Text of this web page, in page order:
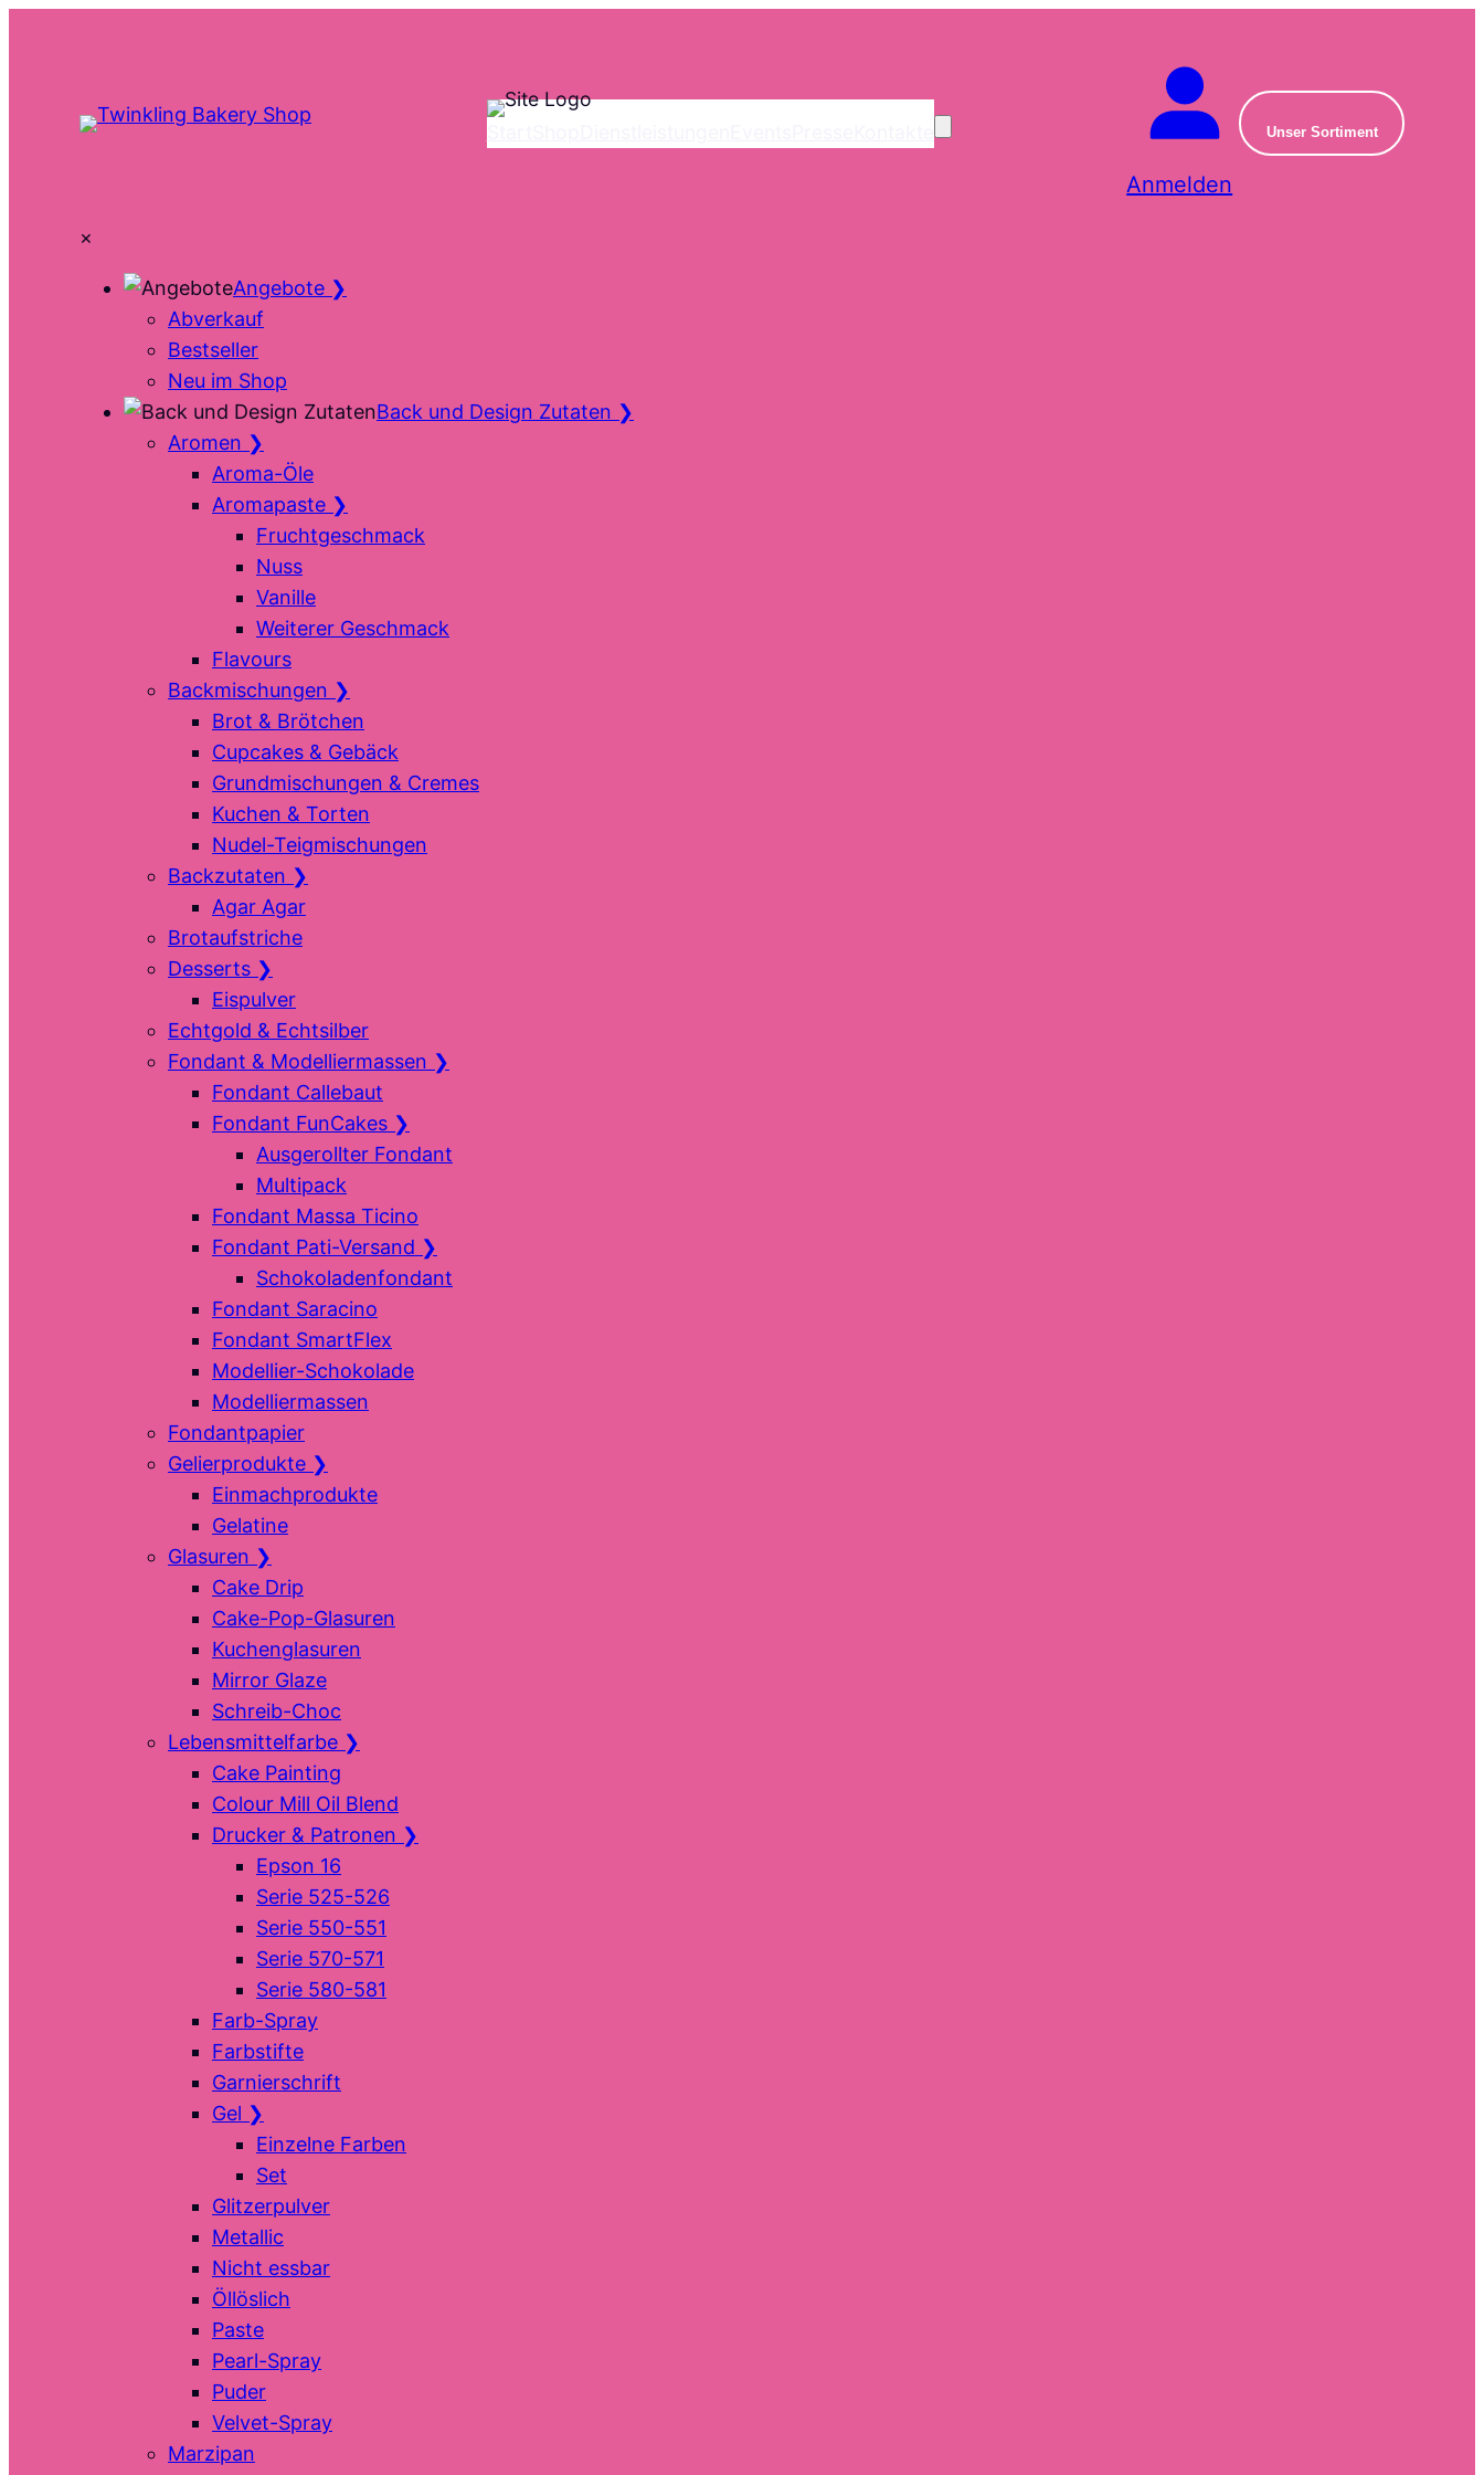
Anmelden
Unser Sortiment
×
Angebote ❯
Abverkauf
Bestseller
Neu im Shop
Back und Design Zutaten ❯
Aromen ❯
Aroma-Öle
Aromapaste ❯
Fruchtgeschmack
Nuss
Vanille
Weiterer Geschmack
Flavours
Backmischungen ❯
Brot & Brötchen
Cupcakes & Gebäck
Grundmischungen & Cremes
Kuchen & Torten
Nudel-Teigmischungen
Backzutaten ❯
Agar Agar
Brotaufstriche
Desserts ❯
Eispulver
Echtgold & Echtsilber
Fondant & Modelliermassen ❯
Fondant Callebaut
Fondant FunCakes ❯
Ausgerollter Fondant
Multipack
Fondant Massa Ticino
Fondant Pati-Versand ❯
Schokoladenfondant
Fondant Saracino
Fondant SmartFlex
Modellier-Schokolade
Modelliermassen
Fondantpapier
Gelierprodukte ❯
Einmachprodukte
Gelatine
Glasuren ❯
Cake Drip
Cake-Pop-Glasuren
Kuchenglasuren
Mirror Glaze
Schreib-Choc
Lebensmittelfarbe ❯
Cake Painting
Colour Mill Oil Blend
Drucker & Patronen ❯
Epson 16
Serie 525-526
Serie 550-551
Serie 570-571
Serie 580-581
Farb-Spray
Farbstifte
Garnierschrift
Gel ❯
Einzelne Farben
Set
Glitzerpulver
Metallic
Nicht essbar
Öllöslich
Paste
Pearl-Spray
Puder
Velvet-Spray
Marzipan